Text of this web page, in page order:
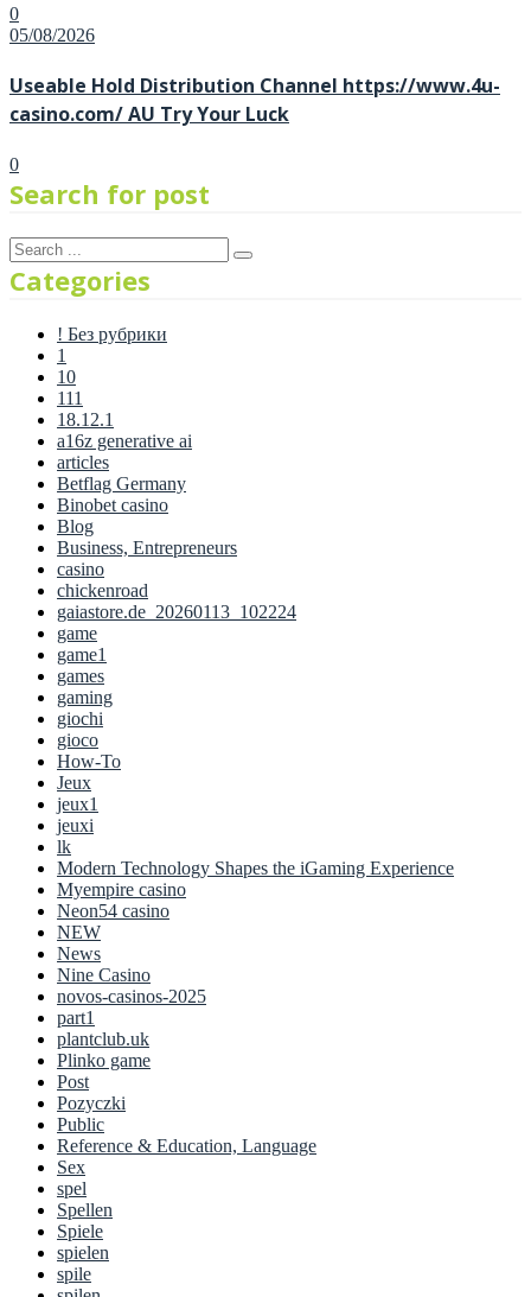
0
Posted
05/08/2026
Useable Hold Distribution Channel https://www.4u-
casino.com/ AU Try Your Luck
0
Search for post
Categories
! Без рубрики
1
10
111
18.12.1
a16z generative ai
articles
Betflag Germany
Binobet casino
Blog
Business, Entrepreneurs
casino
chickenroad
gaiastore.de_20260113_102224
game
game1
games
gaming
giochi
gioco
How-To
Jeux
jeux1
jeuxi
lk
Modern Technology Shapes the iGaming Experience
Myempire casino
Neon54 casino
NEW
News
Nine Casino
novos-casinos-2025
part1
plantclub.uk
Plinko game
Post
Pozyczki
Public
Reference & Education, Language
Sex
spel
Spellen
Spiele
spielen
spile